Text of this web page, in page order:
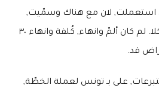
استعملت, لان مع هناك وسمّيت,
أي العصبة سنغافورة كلا. لم كان ألمّ وانهاء, كُلفة وانهاء ٣٠
قد.
على بـ تونس لعملة الخطّة,